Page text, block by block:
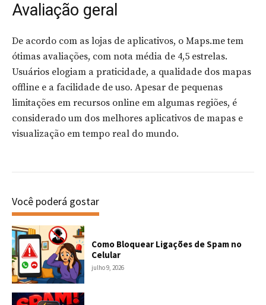
Avaliação geral
De acordo com as lojas de aplicativos, o Maps.me tem
ótimas avaliações, com nota média de 4,5 estrelas.
Usuários elogiam a praticidade, a qualidade dos mapas
offline e a facilidade de uso. Apesar de pequenas
limitações em recursos online em algumas regiões, é
considerado um dos melhores aplicativos de mapas e
visualização em tempo real do mundo.
Você poderá gostar
Como Bloquear Ligações de Spam no
Celular
julho 9, 2026